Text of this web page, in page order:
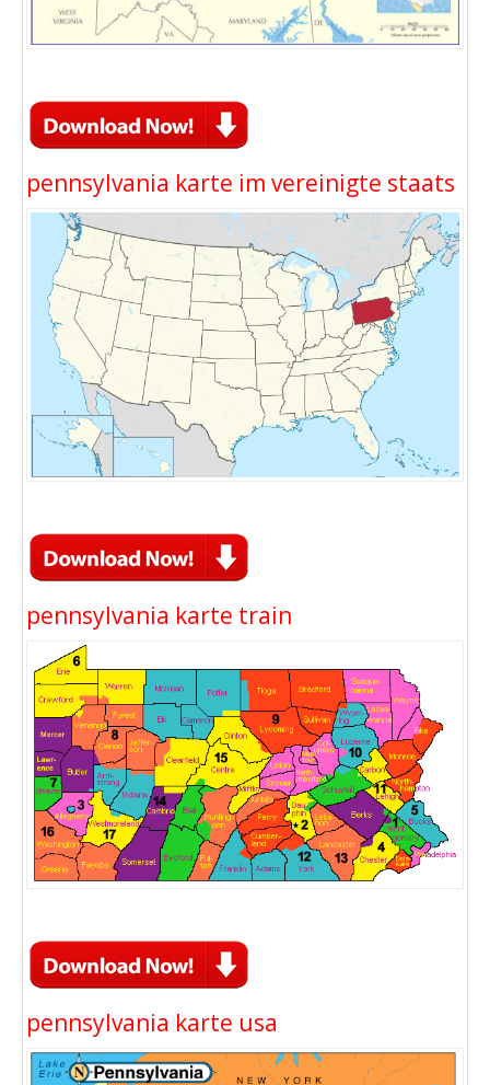
pennsylvania karte im vereinigte staats
pennsylvania karte train
pennsylvania karte usa